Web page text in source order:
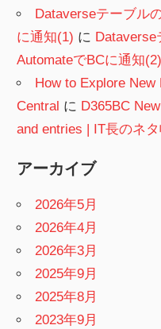
Dataverseテーブル
に通知(1) に
AutomateでBCに通知
How to Explore
Central に D365BC
and entries | IT長のネ
アーカイブ
2026年5月
2026年4月
2026年3月
2025年9月
2025年8月
2023年9月